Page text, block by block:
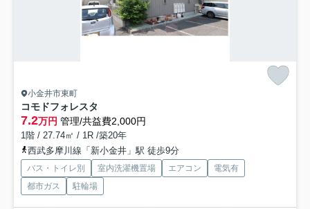
小金井市東町
コモドフォレスタ
7.2万円 管理/共益費2,000円
1階 / 27.74㎡ / 1R /築20年
西武多摩川線「新小金井」駅 徒歩9分
バス・トイレ別 室内洗濯機置場 エアコン
電気有
都市ガス
駐輪場